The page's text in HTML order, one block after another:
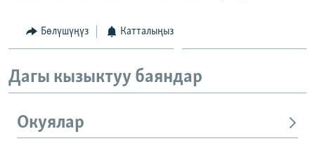
Бөлүшүңүз Катталыңыз
Дагы кызыктуу баяндар
Окуялар